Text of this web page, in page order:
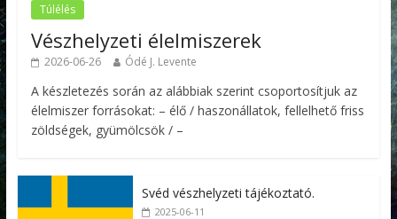
Túlélés
Vészhelyzeti élelmiszerek
2026-06-26 Ódé J. Levente
A készletezés során az alábbiak szerint csoportosítjuk az
élelmiszer forrásokat: – élő / haszonállatok, fellelhető friss
zöldségek, gyümölcsök / –
Svéd vészhelyzeti tájékoztató.
2025-06-11